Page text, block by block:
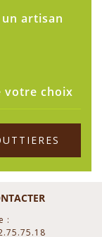
artisan
votre choix
: